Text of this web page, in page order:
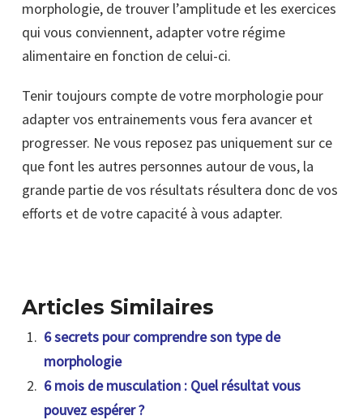
morphologie, de trouver l’amplitude et les exercices
qui vous conviennent, adapter votre régime
alimentaire en fonction de celui-ci.
Tenir toujours compte de votre morphologie pour
adapter vos entrainements vous fera avancer et
progresser. Ne vous reposez pas uniquement sur ce
que font les autres personnes autour de vous, la
grande partie de vos résultats résultera donc de vos
efforts et de votre capacité à vous adapter.
Articles Similaires
6 secrets pour comprendre son type de
morphologie
6 mois de musculation : Quel résultat vous
pouvez espérer ?